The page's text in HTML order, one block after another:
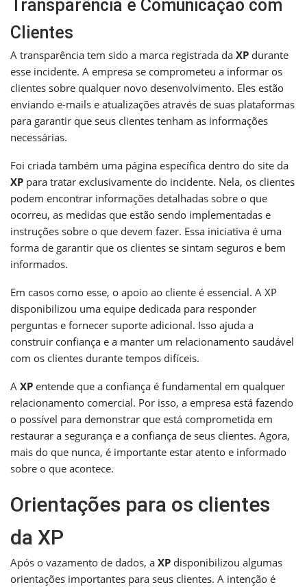
Transparência e Comunicação com
Clientes
A transparência tem sido a marca registrada da XP durante
esse incidente. A empresa se comprometeu a informar os
clientes sobre qualquer novo desenvolvimento. Eles estão
enviando e-mails e atualizações através de suas plataformas
para garantir que seus clientes tenham as informações
necessárias.
Foi criada também uma página específica dentro do site da
XP para tratar exclusivamente do incidente. Nela, os clientes
podem encontrar informações detalhadas sobre o que
ocorreu, as medidas que estão sendo implementadas e
instruções sobre o que devem fazer. Essa iniciativa é uma
forma de garantir que os clientes se sintam seguros e bem
informados.
Em casos como esse, o apoio ao cliente é essencial. A XP
disponibilizou uma equipe dedicada para responder
perguntas e fornecer suporte adicional. Isso ajuda a
construir confiança e a manter um relacionamento saudável
com os clientes durante tempos difíceis.
A XP entende que a confiança é fundamental em qualquer
relacionamento comercial. Por isso, a empresa está fazendo
o possível para demonstrar que está comprometida em
restaurar a segurança e a confiança de seus clientes. Agora,
mais do que nunca, é importante estar atento e informado
sobre o que acontece.
Orientações para os clientes
da XP
Após o vazamento de dados, a XP disponibilizou algumas
orientações importantes para seus clientes. A intenção é